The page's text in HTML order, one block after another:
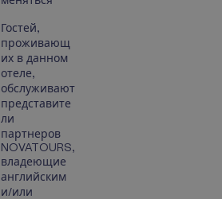
Гостей,
проживающ
их в данном
отеле,
обслуживают
представите
ли
партнеров
NOVATOURS,
владеющие
английским
и/или